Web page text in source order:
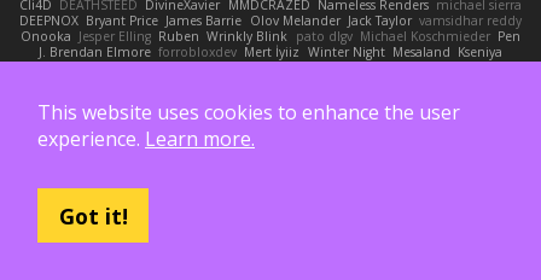
michael sierra
Nameless Renders
MMDCRAZED
DivineXavier
DEATHSTEED
Cli4D
vamsidhar reddy
Jack Taylor
Olov Melander
James Barrie
Bryant Price
DEEPNOX
Pen
Michael Koschmieder
pato dlgv
Wrinkly Blink
Ruben
Jesper Elling
Onooka
Kseniya
Mesaland
Winter Night
Mert İyiiz
forrobloxdev
J. Brendan Elmore
Octavia's Mesh Grove
MinhazMurks
Fxntxnile
Eric Moyer
qaylanuraya
Derek Ray
enitzur
Zephon
Gil Bruvel
Matthew Zaneski
junior
whitey
Jack John
Vesperal Mind
Toby Meadows
Tyler Huff
Adam N'Diaye
Josue Uribe
Anton Rubets
Bennett Greene
Peter Hale
Astone Massie
Tobi Staerk
Billy Bob
Evan C
SHALIWA233
This website uses cookies to enhance the user
experience. Learn more.
Got it!